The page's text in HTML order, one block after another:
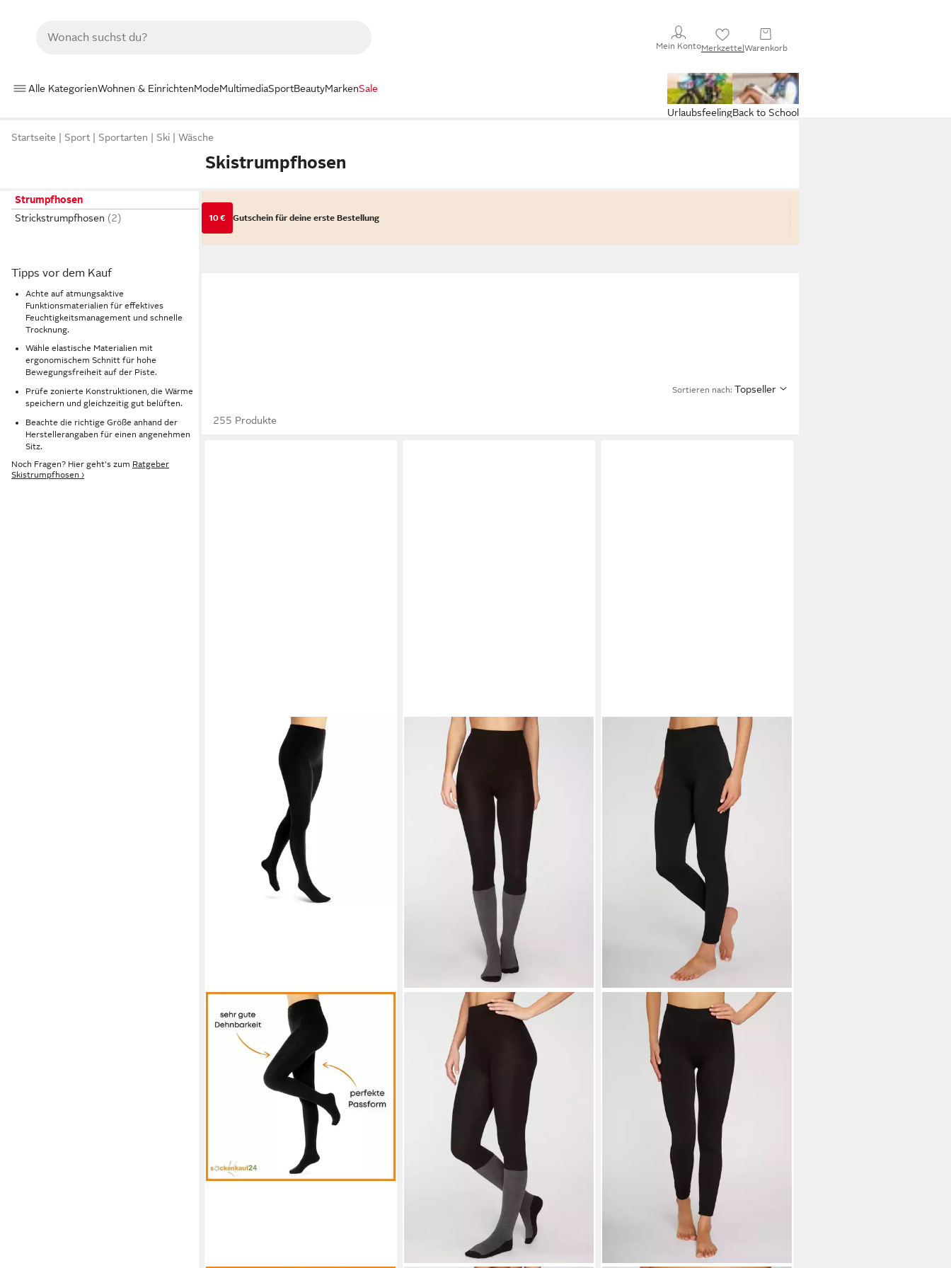
Mein KontoMerkzettelWarenkorb
Alle KategorienWohnen & EinrichtenModeMultimediaSportBeautyMarkenSale
Back to School
Urlaubsfeeling
Startseite Sport Sportarten Ski Wäsche
Skistrumpfhosen
Strumpfhosen
Strickstrumpfhosen
Tipps vor dem Kauf
Achte auf atmungsaktive
Funktionsmaterialien für effektives
Feuchtigkeitsmanagement und schnelle
Trocknung.
Wähle elastische Materialien mit
ergonomischem Schnitt für hohe
Bewegungsfreiheit auf der Piste.
Prüfe zonierte Konstruktionen, die Wärme
speichern und gleichzeitig gut belüften.
Beachte die richtige Größe anhand der
Herstellerangaben für einen angenehmen
Sitz.
Noch Fragen? Hier geht's zum Ratgeber
Skistrumpfhosen ›
10 € Gutschein für deine erste Bestellung
Sortieren nach: Topseller
255 Produkte